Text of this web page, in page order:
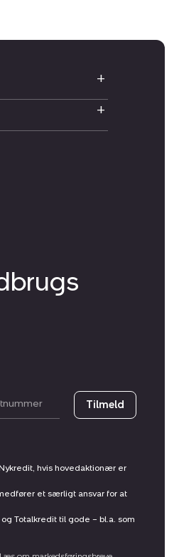
Tilmeld
hvis hovedaktionær er
et særligt ansvar for at
Totalkredit til gode – bl.a. som